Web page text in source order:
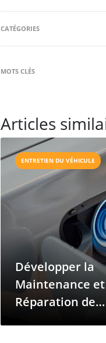
CATÉGORIES
MOTS CLÉS
Articles
ENTRETIEN DU VÉHICULE
Développer la
Maintenance
Réparation de